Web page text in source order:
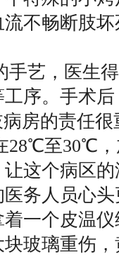
不畅断肢
手艺，医生
序。手术
房的责任很
28℃至30℃，
这个病区
务人员心
一个皮温
玻璃重伤